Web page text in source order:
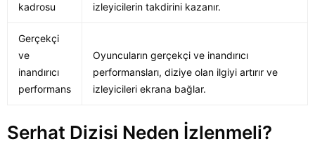
kadrosu
izleyicilerin takdirini kazanır.
Gerçekçi
ve
inandırıcı
performans
Oyuncuların gerçekçi ve inandırıcı
performansları, diziye olan ilgiyi artırır ve
izleyicileri ekrana bağlar.
Serhat Dizisi Neden İzlenmeli?